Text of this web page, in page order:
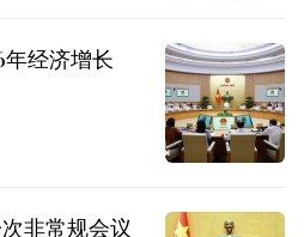
经济增长
非常规会议